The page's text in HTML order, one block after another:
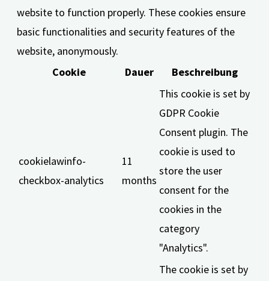
website to function properly. These cookies ensure
basic functionalities and security features of the
website, anonymously.
Cookie
Dauer Beschreibung
cookielawinfo-
checkbox-analytics
11
months
This cookie is set by
GDPR Cookie
Consent plugin. The
cookie is used to
store the user
consent for the
cookies in the
category
"Analytics".
The cookie is set by